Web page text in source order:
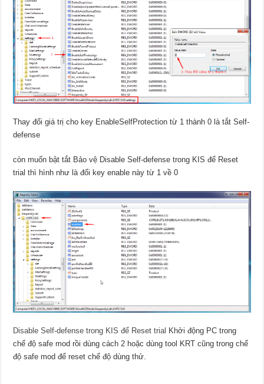
Thay đổi giá trị cho key EnableSelfProtection từ 1 thành 0 là tắt Self-
defense
còn muốn bật tắt Bảo vệ Disable Self-defense trong KIS để Reset
trial thì hình như là đổi key enable này từ 1 về 0
Disable Self-defense trong KIS để Reset trial Khởi động PC trong
chế độ safe mod rồi dùng cách 2 hoặc dùng tool KRT cũng trong chế
độ safe mod để reset chế độ dùng thử.